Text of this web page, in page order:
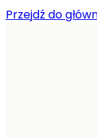
Przejdź do